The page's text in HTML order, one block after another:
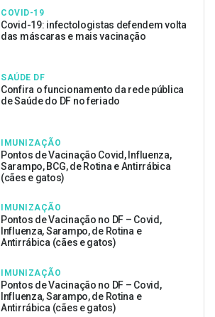
COVID-19
Covid-19: infectologistas defendem volta
das máscaras e mais vacinação
SAÚDE DF
Confira o funcionamento da rede pública
de Saúde do DF no feriado
IMUNIZAÇÃO
Pontos de Vacinação Covid, Influenza,
Sarampo, BCG, de Rotina e Antirrábica
(cães e gatos)
IMUNIZAÇÃO
Pontos de Vacinação no DF – Covid,
Influenza, Sarampo, de Rotina e
Antirrábica (cães e gatos)
IMUNIZAÇÃO
Pontos de Vacinação no DF – Covid,
Influenza, Sarampo, de Rotina e
Antirrábica (cães e gatos)